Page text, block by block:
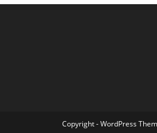
Copyright - WordPress